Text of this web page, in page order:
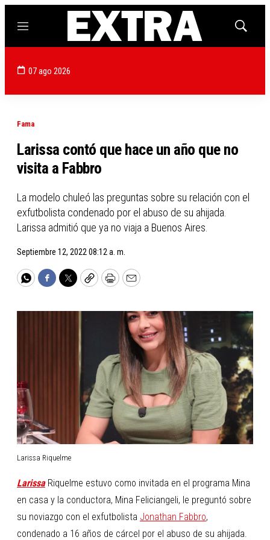
Menú
Mostrar
07 ago 2026
Fama
Larissa contó que hace un año que no
visita a Fabbro
La modelo chuleó las preguntas sobre su relación con el
exfutbolista condenado por el abuso de su ahijada.
Larissa admitió que ya no viaja a Buenos Aires.
Septiembre 12, 2022 08:12 a. m.
WhatsApp
Facebook
TwitterCopyPrintEmail
Larissa Riquelme
LarissaRiquelme estuvo como invitada en el programa Mina
en casa y la conductora, Mina Feliciangeli, le preguntó sobre
su noviazgo con el exfutbolista Jonathan Fabbro,
condenado a 16 años de cárcel por el abuso de su ahijada.